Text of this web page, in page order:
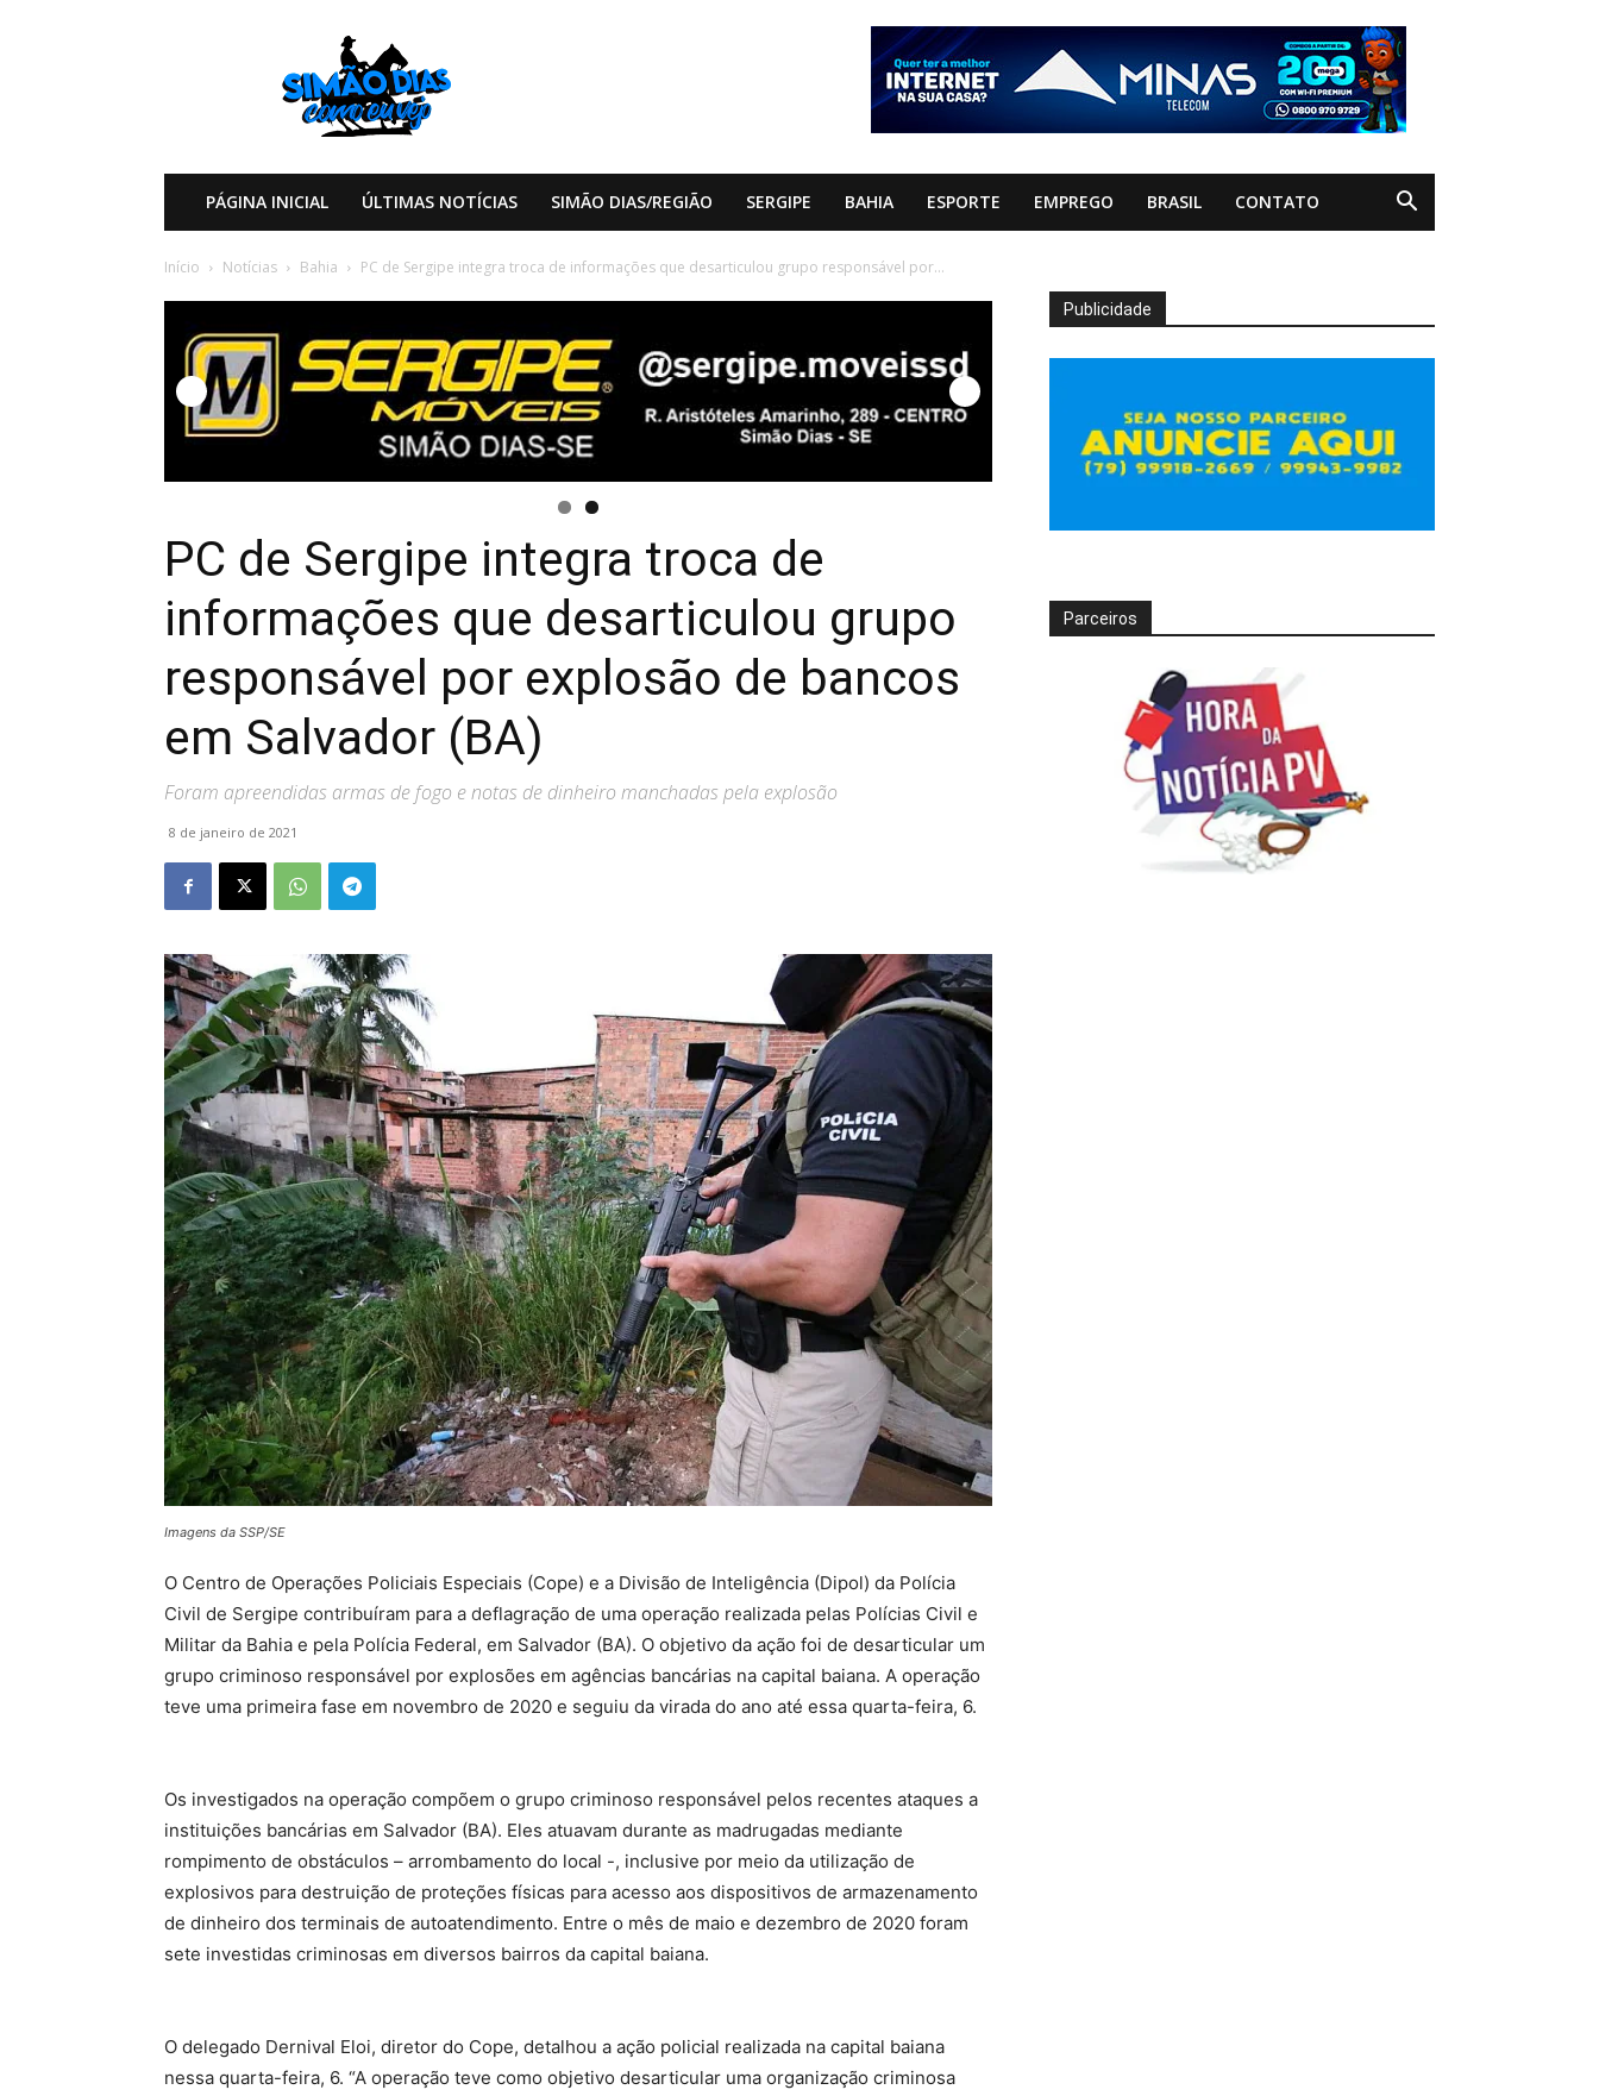
PÁGINA INICIAL ÚLTIMAS NOTÍCIAS SIMÃO DIAS/REGIÃO SERGIPE BAHIA ESPORTE EMPREGO BRASIL CONTATO
Início Notícias Bahia PC de Sergipe integra troca de informações que desarticulou grupo responsável por...
PC de Sergipe integra troca de
informações que desarticulou grupo
responsável por explosão de bancos
em Salvador (BA)
Foram apreendidas armas de fogo e notas de dinheiro manchadas pela explosão
8 de janeiro de 2021
Imagens da SSP/SE
O Centro de Operações Policiais Especiais (Cope) e a Divisão de Inteligência (Dipol) da Polícia
Civil de Sergipe contribuíram para a deflagração de uma operação realizada pelas Polícias Civil e
Militar da Bahia e pela Polícia Federal, em Salvador (BA). O objetivo da ação foi de desarticular um
grupo criminoso responsável por explosões em agências bancárias na capital baiana. A operação
teve uma primeira fase em novembro de 2020 e seguiu da virada do ano até essa quarta-feira, 6.
Os investigados na operação compõem o grupo criminoso responsável pelos recentes ataques a
instituições bancárias em Salvador (BA). Eles atuavam durante as madrugadas mediante
rompimento de obstáculos – arrombamento do local -, inclusive por meio da utilização de
explosivos para destruição de proteções físicas para acesso aos dispositivos de armazenamento
de dinheiro dos terminais de autoatendimento. Entre o mês de maio e dezembro de 2020 foram
sete investidas criminosas em diversos bairros da capital baiana.
O delegado Dernival Eloi, diretor do Cope, detalhou a ação policial realizada na capital baiana
nessa quarta-feira, 6. “A operação teve como objetivo desarticular uma organização criminosa
Publicidade
Parceiros